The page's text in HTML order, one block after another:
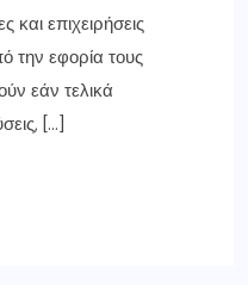
επιχειρήσεις
την εφορία τους
εάν τελικά
[…]